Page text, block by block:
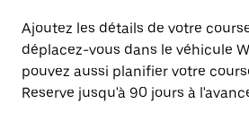
Ajoutez les détails de votre
déplacez-vous dans le véhicule
pouvez aussi planifier votre
Reserve jusqu'à 90 jours à